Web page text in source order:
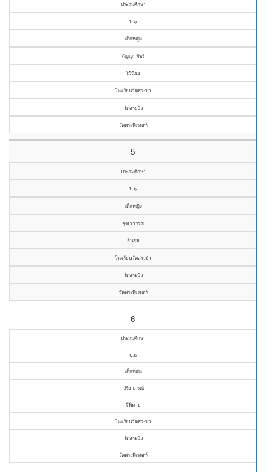
ประถมศึกษา
ป.๖
เด็กหญิง
กัญญาพัชร์
โม้น้อย
โรงเรียนวัดสระบัว
วัดสระบัว
วัดพระพิเรนทร์
5
ประถมศึกษา
ป.๖
เด็กหญิง
จุฑาวรรณ
อินสุข
โรงเรียนวัดสระบัว
วัดสระบัว
วัดพระพิเรนทร์
6
ประถมศึกษา
ป.๖
เด็กหญิง
ปริยาภรณ์
จี่พิมาย
โรงเรียนวัดสระบัว
วัดสระบัว
วัดพระพิเรนทร์